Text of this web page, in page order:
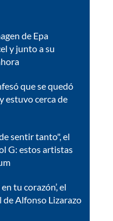
de Epa
y junto a su
que se quedó
estuvo cerca de
sentir tanto", el
G: estos artistas
tu corazón’, el
de Alfonso Lizarazo